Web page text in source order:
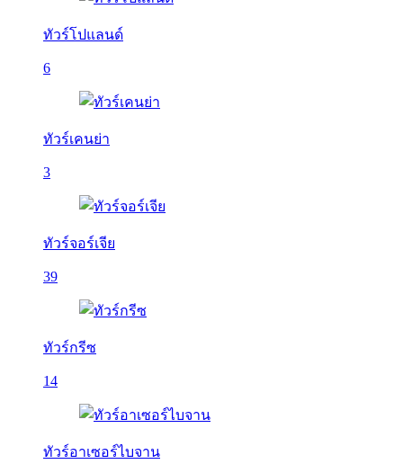
ทัวร์โปแลนด์
6
ทัวร์เคนย่า
3
ทัวร์จอร์เจีย
39
ทัวร์กรีซ
14
ทัวร์อาเซอร์ไบจาน